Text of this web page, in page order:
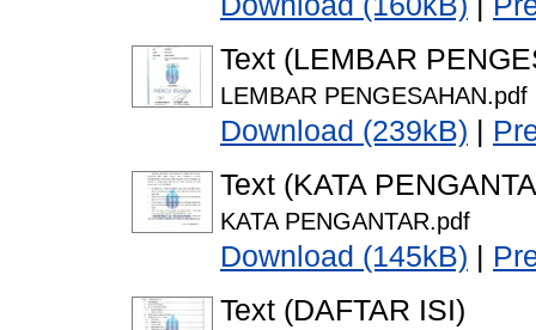
Text (LEMBAR
LEMBAR PENGESAHAN.pdf
Download (239kB)
Text (KATA
KATA PENGANTAR.pdf
Download (145kB)
Text (DAFTAR ISI)